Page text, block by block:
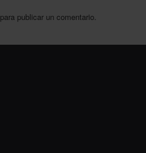
para publicar un comentario.